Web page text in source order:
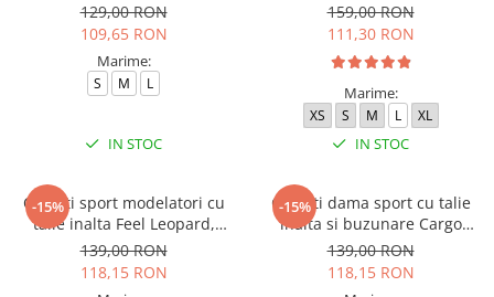
129,00 RON
109,65 RON
Marime:
S M L
IN STOC
159,00 RON
111,30 RON
Marime:
XS S M L XL
IN STOC
-15%
Colanti sport modelatori cu
talie inalta Feel Leopard,
scrunch, Negru
139,00 RON
118,15 RON
-15%
Colanti dama sport cu talie
inalta si buzunare Cargo
Pump, Verde
139,00 RON
118,15 RON